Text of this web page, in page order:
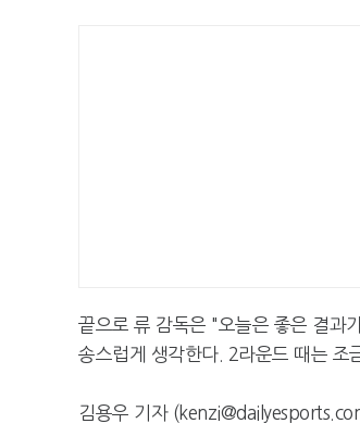
끝으로 류 감독은 "오늘은 좋은 결과
송스럽게 생각한다. 2라운드 때는 조
김용우 기자